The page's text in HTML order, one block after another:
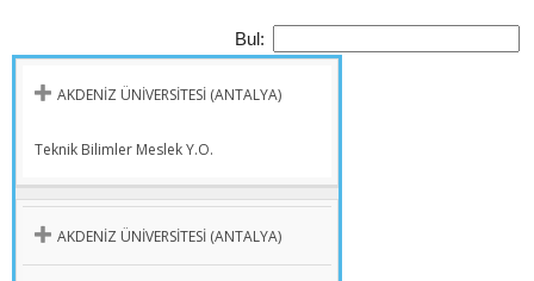
Bul:
ÜNIVERSITE
YÜKSEKOKUL
AKDENİZ ÜNİVERSİTESİ (ANTALYA)
Teknik Bilimler Meslek Y.O.
AKDENİZ ÜNİVERSİTESİ (ANTALYA)